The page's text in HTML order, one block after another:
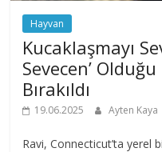
Hayvan
Kucaklaşmayı
Sevecen’
Bırakıldı
19.06.2025 Ayten Kaya
Ravi, Connecticut’ta yerel